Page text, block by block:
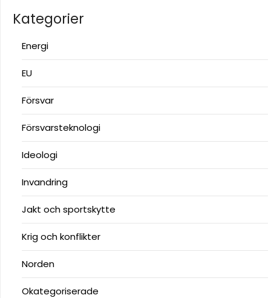
Kategorier
Energi
EU
Försvar
Försvarsteknologi
Ideologi
Invandring
Jakt och sportskytte
Krig och konflikter
Norden
Okategoriserade